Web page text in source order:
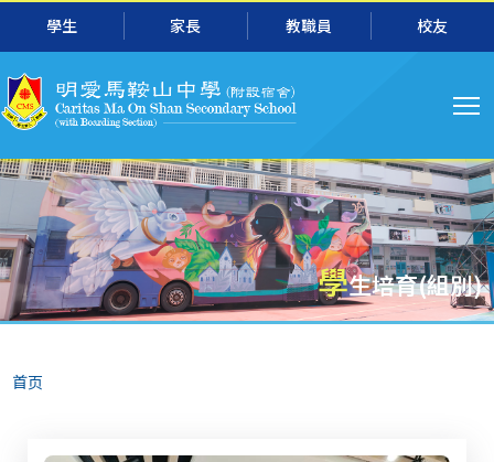
跳转到主要内容
學生 家長 教職員 校友
导
航
學生培育(組別)
面
包
首页